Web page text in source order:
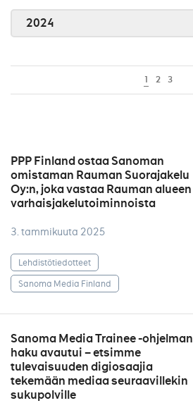
2024
1 2 3
PPP Finland ostaa Sanoman
omistaman Rauman Suorajakelu
Oy:n, joka vastaa Rauman alueen
varhaisjakelutoiminnoista
3. tammikuuta 2025
Lehdistötiedotteet
Sanoma Media Finland
Sanoma Media Trainee -ohjelman
haku avautui – etsimme
tulevaisuuden digiosaajia
tekemään mediaa seuraavillekin
sukupolville